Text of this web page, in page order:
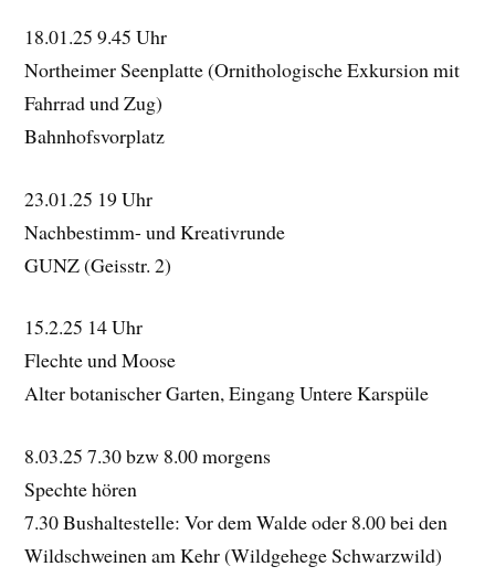
18.01.25 9.45 Uhr
Northeimer Seenplatte (Ornithologische Exkursion mit
Fahrrad und Zug)
Bahnhofsvorplatz
23.01.25 19 Uhr
Nachbestimm- und Kreativrunde
GUNZ (Geisstr. 2)
15.2.25 14 Uhr
Flechte und Moose
Alter botanischer Garten, Eingang Untere Karspüle
8.03.25 7.30 bzw 8.00 morgens
Spechte hören
7.30 Bushaltestelle: Vor dem Walde oder 8.00 bei den
Wildschweinen am Kehr (Wildgehege Schwarzwild)